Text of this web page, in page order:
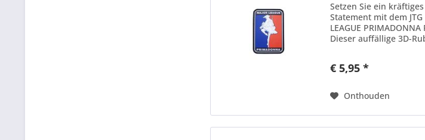
Setzen Sie ein kräftiges
Statement mit dem JTG
LEAGUE PRIMADONNA
Dieser auffällige 3D-
einzigartigen Designs,
€ 5,95 *
Onthouden